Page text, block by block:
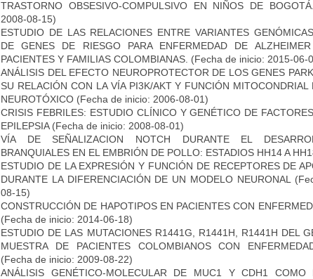
TRASTORNO OBSESIVO-COMPULSIVO EN NIÑOS DE BOGOTÁ.
2008-08-15)
ESTUDIO DE LAS RELACIONES ENTRE VARIANTES
DE GENES DE RIESGO PARA ENFERMEDAD DE
PACIENTES Y FAMILIAS COLOMBIANAS. (Fecha de inicio: 2015-06-
ANÁLISIS DEL EFECTO NEUROPROTECTOR DE LOS GENES
SU RELACIÓN CON LA VÍA PI3K/AKT Y FUNCIÓN
NEUROTÓXICO (Fecha de inicio: 2006-08-01)
CRISIS FEBRILES: ESTUDIO CLÍNICO Y GENÉTICO DE
EPILEPSIA(Fecha de inicio: 2008-08-01)
VÍA DE SEÑALIZACION NOTCH DURANTE EL
BRANQUIALES EN EL EMBRIÓN DE POLLO: ESTADIOS HH14 A
ESTUDIO DE LA EXPRESIÓN Y FUNCIÓN DE RECEPTORES DE
DURANTE LA DIFERENCIACIÓN DE UN MODELO NEURONAL
08-15)
CONSTRUCCIÓN DE HAPOTIPOS EN PACIENTES CON
(Fecha de inicio: 2014-06-18)
ESTUDIO DE LAS MUTACIONES R1441G, R1441H, R1441H DEL
MUESTRA DE PACIENTES COLOMBIANOS CON
(Fecha de inicio: 2009-08-22)
ANÁLISIS GENÉTICO-MOLECULAR DE MUC1 Y CDH1 COMO